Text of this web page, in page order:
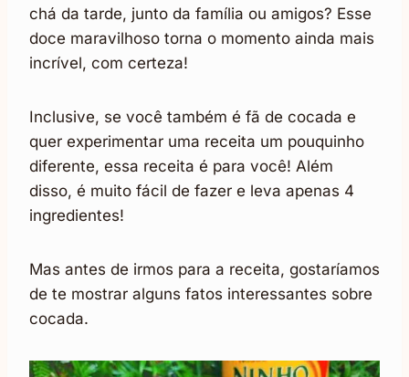
chá da tarde, junto da família ou amigos? Esse
doce maravilhoso torna o momento ainda mais
incrível, com certeza!
Inclusive, se você também é fã de cocada e
quer experimentar uma receita um pouquinho
diferente, essa receita é para você! Além
disso, é muito fácil de fazer e leva apenas 4
ingredientes!
Mas antes de irmos para a receita, gostaríamos
de te mostrar alguns fatos interessantes sobre
cocada.